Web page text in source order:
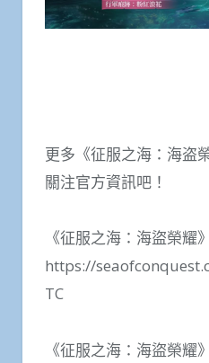
更多《征服之海：海盗
關注官方資訊吧！
《征服之海：海盜榮耀
https://
TC
《征服之海：海盜榮耀